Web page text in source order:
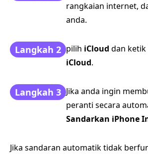
rangkaian internet,
anda.
Langkah 2 pilih iCloud dan ketik
iCloud.
Langkah 3 Jika anda ingin
peranti secara
Sandarkan iPhone
Jika sandaran automatik tidak